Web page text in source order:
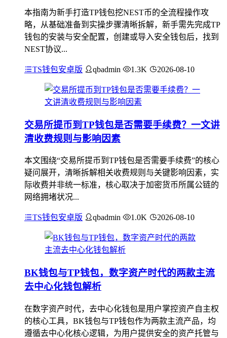
本指南为新手打造TP钱包挖NEST币的全流程操作攻
略，从基础准备到实操步骤清晰拆解，新手需先完成TP
钱包的安装与安全配置，创建或导入安全钱包后，找到
NEST协议...
TS钱包安卓版 qbadmin 1.3K 2026-08-10
交易所提币到TP钱包是否需要手续费？一文讲
清收费规则与影响因素
本文围绕“交易所提币到TP钱包是否需要手续费”的核心
疑问展开，清晰拆解相关收费规则与关键影响因素，实
际收费并非统一标准，核心取决于加密货币所属公链的
网络拥堵状况...
TS钱包安卓版 qbadmin 1.0K 2026-08-10
BK钱包与TP钱包，数字资产时代的两款主流
去中心化钱包解析
在数字资产时代，去中心化钱包是用户掌控资产自主权
的核心工具，BK钱包与TP钱包作为两款主流产品，均
遵循去中心化核心逻辑，为用户提供安全的资产托管与